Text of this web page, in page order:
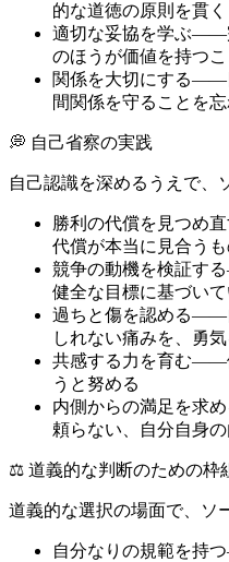
的な道徳の原則を貫く
適切な妥協を学ぶ——
のほうが価値を持つ
関係を大切にする——
間関係を守ることを
💭 自己省察の実践
自己認識を深めるうえで、
勝利の代償を見つめ
代償が本当に見合う
競争の動機を検証す
健全な目標に基づい
過ちと傷を認める——
しれない痛みを、勇
共感する力を育む——
うと努める
内側からの満足を求
頼らない、自分自身
⚖️ 道義的な判断のための枠
道義的な選択の場面で、ソ
自分なりの規範を持